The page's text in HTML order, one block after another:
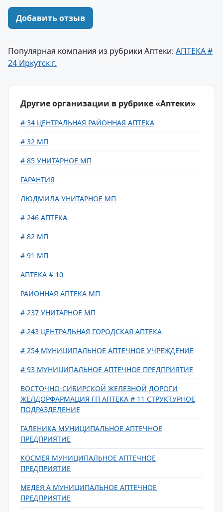
Добавить отзыв
Популярная компания из рубрики Аптеки: АПТЕКА #
24 Иркутск г.
Другие организации в рубрике «Аптеки»
# 34 ЦЕНТРАЛЬНАЯ РАЙОННАЯ АПТЕКА
# 32 МП
# 85 УНИТАРНОЕ МП
ГАРАНТИЯ
ЛЮДМИЛА УНИТАРНОЕ МП
# 246 АПТЕКА
# 82 МП
# 91 МП
АПТЕКА # 10
РАЙОННАЯ АПТЕКА МП
# 237 УНИТАРНОЕ МП
# 243 ЦЕНТРАЛЬНАЯ ГОРОДСКАЯ АПТЕКА
# 254 МУНИЦИПАЛЬНОЕ АПТЕЧНОЕ УЧРЕЖДЕНИЕ
# 93 МУНИЦИПАЛЬНОЕ АПТЕЧНОЕ ПРЕДПРИЯТИЕ
ВОСТОЧНО-СИБИРСКОЙ ЖЕЛЕЗНОЙ ДОРОГИ
ЖЕЛДОРФАРМАЦИЯ ГП АПТЕКА # 11 СТРУКТУРНОЕ
ПОДРАЗДЕЛЕНИЕ
ГАЛЕНИКА МУНИЦИПАЛЬНОЕ АПТЕЧНОЕ
ПРЕДПРИЯТИЕ
КОСМЕЯ МУНИЦИПАЛЬНОЕ АПТЕЧНОЕ
ПРЕДПРИЯТИЕ
МЕДЕЯ А МУНИЦИПАЛЬНОЕ АПТЕЧНОЕ
ПРЕДПРИЯТИЕ